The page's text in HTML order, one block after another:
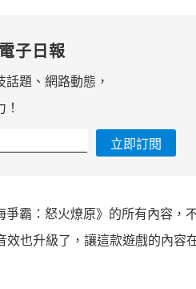
子日報
題、網路動態，
立即訂閱
霸：怒火燎原》的所有內容，
也升級了，讓這款遊戲的內容